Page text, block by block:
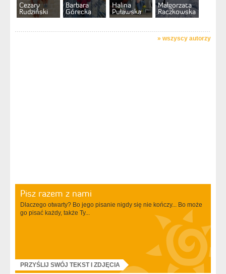
Cezary
Rudziński
Barbara
Górecka
Halina
Puławska
Małgorzata
Raczkowska
» wszyscy autorzy
Pisz razem z nami
Dlaczego otwarty? Bo jego pisanie nigdy się nie kończy... Bo może
go pisać każdy, także Ty...
PRZYŚLIJ SWÓJ TEKST I ZDJĘCIA